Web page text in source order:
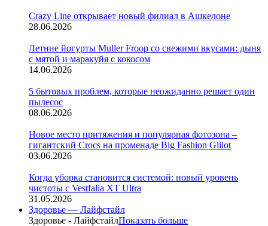
Crazy Line открывает новый филиал в Ашкелоне
28.06.2026
Летние йогурты Muller Froop со свежими вкусами: дыня
с мятой и маракуйя с кокосом
14.06.2026
5 бытовых проблем, которые неожиданно решает один
пылесос
08.06.2026
Новое место притяжения и популярная фотозона –
гигантский Crocs на променаде Big Fashion Glilot
03.06.2026
Когда уборка становится системой: новый уровень
чистоты с Vestfalia XT Ultra
31.05.2026
Здоровье — Лайфстайл
Здоровье - ЛайфстайлПоказать больше